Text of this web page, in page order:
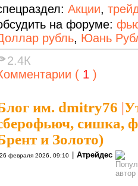
Акции,
на форуме:
рубль, Юань
2.4К
( 1 )
им. dmitry76 |
сишка,
и Золото)
26 февраля 2026, 09:10 Атрейдес